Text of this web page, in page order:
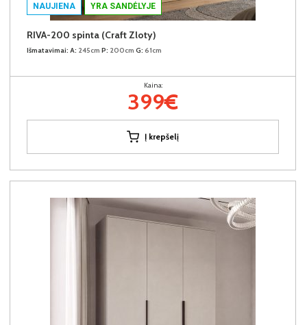
NAUJIENA YRA SANDĖLYJE
RIVA-200 spinta (Craft Zloty)
Išmatavimai: A: 245cm P: 200cm G: 61cm
Kaina:
399€
Į krepšelį